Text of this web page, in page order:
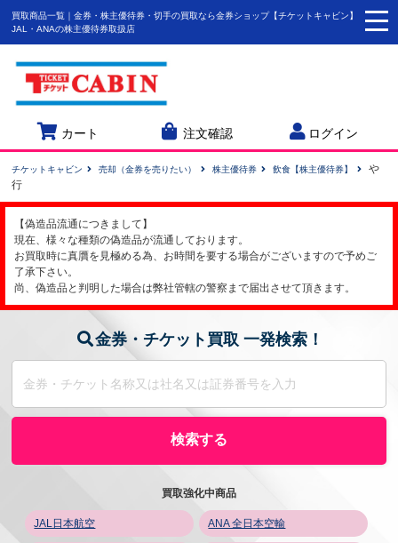
買取商品一覧｜金券・株主優待券・切手の買取なら金券ショップ【チケットキャビン】
JAL・ANAの株主優待券取扱店
カート 注文確認 ログイン
チケットキャビン 売却（金券を売りたい） 株主優待券 飲食【株主優待券】
や
行
【偽造品流通につきまして】
現在、様々な種類の偽造品が流通しております。
お買取時に真贋を見極める為、お時間を要する場合がございますので予めご
了承下さい。
尚、偽造品と判明した場合は弊社管轄の警察まで届出させて頂きます。
金券・チケット買取 一発検索！
買取強化中商品
JAL日本航空 ANA 全日本空輸